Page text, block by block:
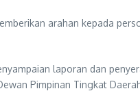
arahan kepada
laporan dan
Pimpinan Tingkat